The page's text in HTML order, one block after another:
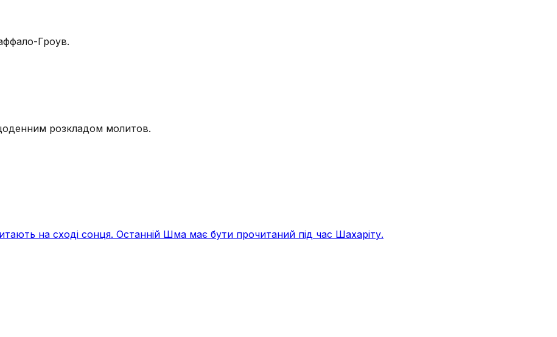
Гроув.
розкладом молитов.
на сході сонця. Останній Шма має бути прочитаний під час Шахаріту.